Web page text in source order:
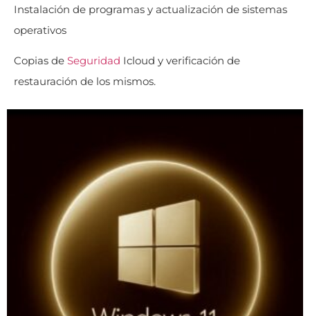
Instalación de programas y actualización de sistemas
operativos
Copias de Seguridad Icloud y verificación de
restauración de los mismos.